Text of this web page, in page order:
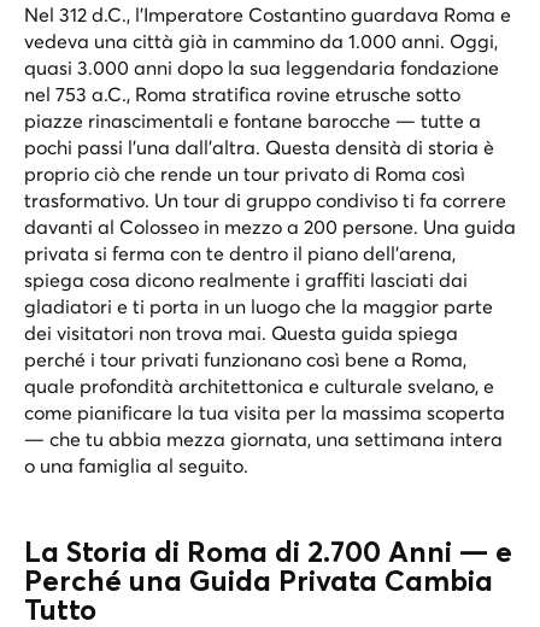
Nel 312 d.C., l’Imperatore Costantino guardava Roma e
vedeva una città già in cammino da 1.000 anni. Oggi,
quasi 3.000 anni dopo la sua leggendaria fondazione
nel 753 a.C., Roma stratifica rovine etrusche sotto
piazze rinascimentali e fontane barocche — tutte a
pochi passi l’una dall’altra. Questa densità di storia è
proprio ciò che rende un tour privato di Roma così
trasformativo. Un tour di gruppo condiviso ti fa correre
davanti al Colosseo in mezzo a 200 persone. Una guida
privata si ferma con te dentro il piano dell’arena,
spiega cosa dicono realmente i graffiti lasciati dai
gladiatori e ti porta in un luogo che la maggior parte
dei visitatori non trova mai. Questa guida spiega
perché i tour privati funzionano così bene a Roma,
quale profondità architettonica e culturale svelano, e
come pianificare la tua visita per la massima scoperta
— che tu abbia mezza giornata, una settimana intera
o una famiglia al seguito.
La Storia di Roma di 2.700 Anni — e
Perché una Guida Privata Cambia
Tutto